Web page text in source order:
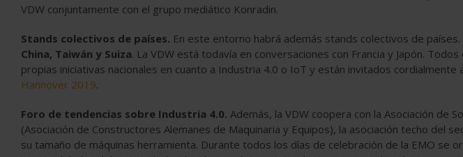
VDW conjuntamente con el grupo mediático Konradin.
Stands colectivos de países. En este entorno habrá además stands colectivos de
China, Taiwán y Suiza. La VDW está todavía en conversaciones con Francia y Japón.
propias iniciativas nacionales en cuanto a Industria 4.0 o IoT y están invitados cordialmente
Hannover 2019.
Foro de tendencias sobre Industria 4.0. Además, la VDW coopera con la Asociación de
(Asociación de Constructores Alemanes de Maquinaria y Equipos), la asociación techo del
su tamaño de máquinas herramienta. Durante todos los días de celebración de la EMO se